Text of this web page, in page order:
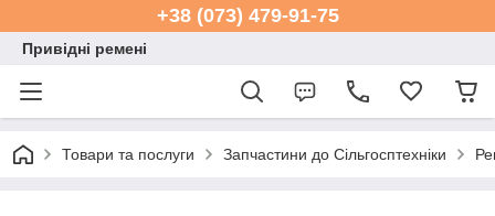
+38 (073) 479-91-75
Привідні ремені
Товари та послуги Запчастини до Сільгосптехніки